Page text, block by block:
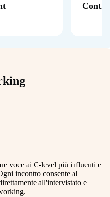
voce ai C-level più influenti e
incontro consente al
all'intervistato e